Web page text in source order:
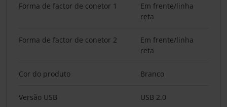
Forma de factor de conetor 1
Em frente/linha
reta
Forma de factor de conetor 2
Em frente/linha
reta
Cor do produto Branco
Versão USB USB 2.0